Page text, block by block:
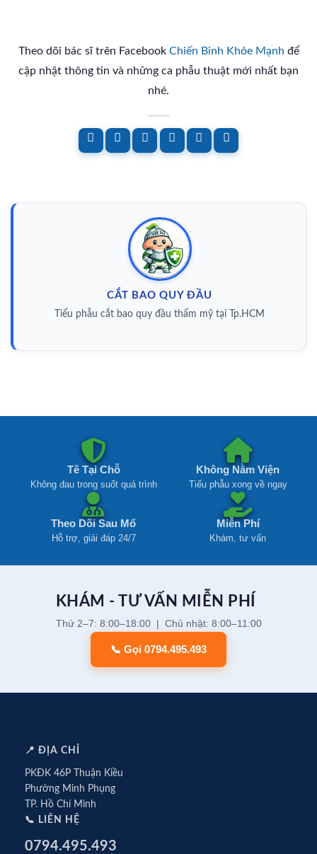
Theo dõi bác sĩ trên Facebook Chiến Binh Khỏe Mạnh để
cập nhật thông tin và những ca phẫu thuật mới nhất bạn
nhé.
CẮT BAO QUY ĐẦU
Tiểu phẫu cắt bao quy đầu thẩm mỹ tại Tp.HCM
Tê Tại Chỗ
Không đau trong suốt quá trình
Không Nằm Viện
Tiểu phẫu xong về ngay
Theo Dõi Sau Mổ
Hỗ trợ, giải đáp 24/7
Miễn Phí
Khám, tư vấn
KHÁM - TƯ VẤN MIỄN PHÍ
Thứ 2–7: 8:00–18:00 | Chủ nhật: 8:00–11:00
📞 Gọi 0794.495.493
📍 ĐỊA CHỈ
PKĐK 46P Thuận Kiều
Phường Minh Phụng
TP. Hồ Chí Minh
📞 LIÊN HỆ
0794.495.493